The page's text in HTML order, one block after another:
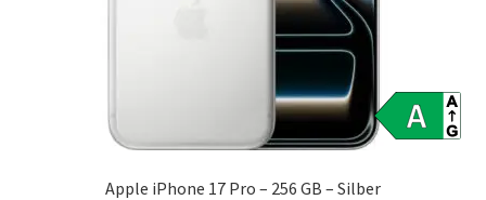
Apple iPhone 17 Pro – 256 GB – Silber